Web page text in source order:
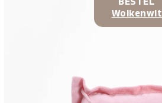
Wolkenwit